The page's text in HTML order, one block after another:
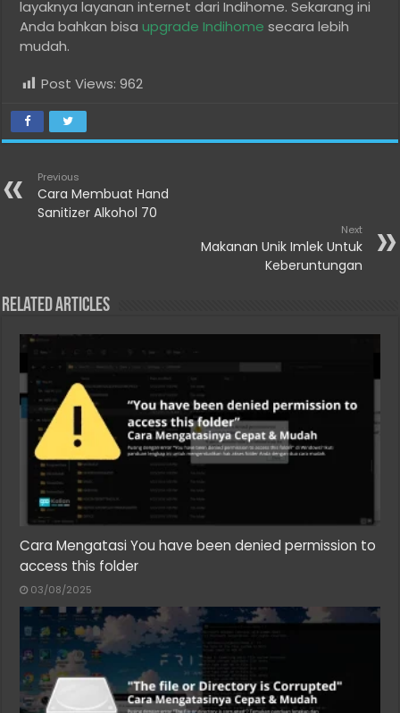
layaknya layanan internet dari Indihome. Sekarang ini
Anda bahkan bisaupgrade Indihome secara lebih
mudah.
Post Views: 962
Previous
Cara Membuat Hand
Sanitizer Alkohol 70
Next
Makanan Unik Imlek Untuk
Keberuntungan
Related Articles
Cara Mengatasi You have been denied permission to
access this folder
03/08/2025